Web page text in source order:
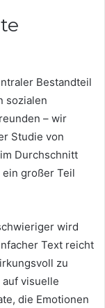
Bestandteil
sozialen
– wir
Studie von
Durchschnitt
ein großer Teil
wird
Text reicht
zu
visuelle
die Emotionen